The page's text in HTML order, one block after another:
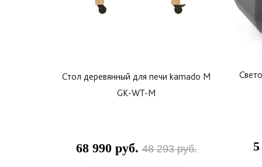
Стол деревянный для печи kamado M
GK-WT-M
68 990 руб.48 293 руб.